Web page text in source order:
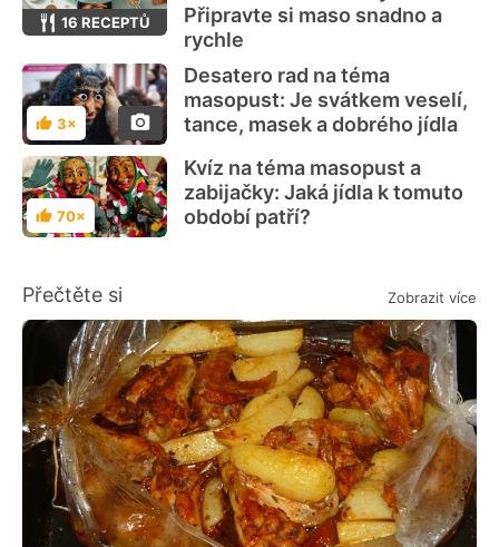
16 RECEPTŮ
Připravte si maso snadno a
rychle
Hodnocení
3×
Desatero rad na téma
masopust: Je svátkem veselí,
tance, masek a dobrého jídla
Hodnocení
70×
Kvíz na téma masopust a
zabijačky: Jaká jídla k tomuto
období patří?
Přečtěte si Zobrazit více